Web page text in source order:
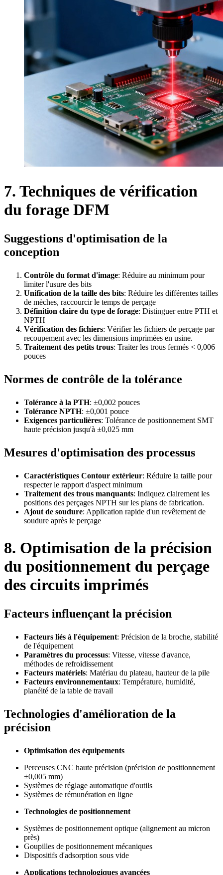
7. Techniques de vérification
du forage DFM
Suggestions d'optimisation de la
conception
Contrôle du format d'image: Réduire au minimum pour
limiter l'usure des bits
Unification de la taille des bits: Réduire les différentes tailles
de mèches, raccourcir le temps de perçage
Définition claire du type de forage: Distinguer entre PTH et
NPTH
Vérification des fichiers: Vérifier les fichiers de perçage par
recoupement avec les dimensions imprimées en usine.
Traitement des petits trous: Traiter les trous fermés < 0,006
pouces
Normes de contrôle de la tolérance
Tolérance à la PTH: ±0,002 pouces
Tolérance NPTH: ±0,001 pouce
Exigences particulières: Tolérance de positionnement SMT
haute précision jusqu'à ±0,025 mm
Mesures d'optimisation des processus
Caractéristiques Contour extérieur: Réduire la taille pour
respecter le rapport d'aspect minimum
Traitement des trous manquants: Indiquez clairement les
positions des perçages NPTH sur les plans de fabrication.
Ajout de soudure: Application rapide d'un revêtement de
soudure après le perçage
8. Optimisation de la précision
du positionnement du perçage
des circuits imprimés
Facteurs influençant la précision
Facteurs liés à l'équipement: Précision de la broche, stabilité
de l'équipement
Paramètres du processus: Vitesse, vitesse d'avance,
méthodes de refroidissement
Facteurs matériels: Matériau du plateau, hauteur de la pile
Facteurs environnementaux: Température, humidité,
planéité de la table de travail
Technologies d'amélioration de la
précision
Optimisation des équipements
Perceuses CNC haute précision (précision de positionnement
±0,005 mm)
Systèmes de réglage automatique d'outils
Systèmes de rémunération en ligne
Technologies de positionnement
Systèmes de positionnement optique (alignement au micron
près)
Goupilles de positionnement mécaniques
Dispositifs d'adsorption sous vide
Applications technologiques avancées